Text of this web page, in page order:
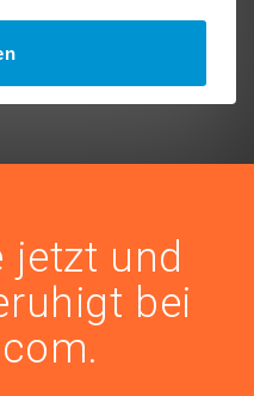
jetzt und
bei